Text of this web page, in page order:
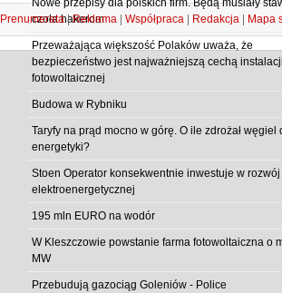
Nowe przepisy dla polskich firm. Będą musiały
czoła hakerom
Przeważająca większość Polaków uważa, że
bezpieczeństwo jest najważniejszą cechą instalacji
fotowoltaicznej
Budowa w Rybniku
Taryfy na prąd mocno w górę. O ile zdrożał węgiel
energetyki?
Stoen Operator konsekwentnie inwestuje w rozwój
elektroenergetycznej
195 mln EURO na wodór
W Kleszczowie powstanie farma fotowoltaiczna o
MW
Przebudują gazociąg Goleniów - Police
Prenumerata|Reklama | Współpraca | Redakcja | Mapa